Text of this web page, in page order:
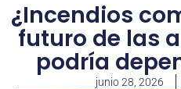
¿Incendios
futuro de las
podría
junio 28, 2026